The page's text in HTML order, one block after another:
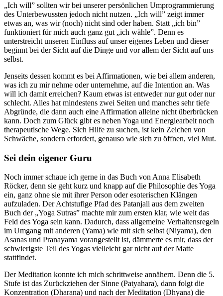
„Ich will” sollten wir bei unserer persönlichen Umprogrammierung
des Unterbewussten jedoch nicht nutzen. „Ich will” zeigt immer
etwas an, was wir (noch) nicht sind oder haben. Statt „ich bin”
funktioniert für mich auch ganz gut „ich wähle”. Denn es
unterstreicht unseren Einfluss auf unser eigenes Leben und dieser
beginnt bei der Sicht auf die Dinge und vor allem der Sicht auf uns
selbst.
Jenseits dessen kommt es bei Affirmationen, wie bei allem anderen,
was ich zu mir nehme oder unternehme, auf die Intention an. Was
will ich damit erreichen? Kaum etwas ist entweder nur gut oder nur
schlecht. Alles hat mindestens zwei Seiten und manches sehr tiefe
Abgründe, die dann auch eine Affirmation alleine nicht überbrücken
kann. Doch zum Glück gibt es neben Yoga und Energiearbeit noch
therapeutische Wege. Sich Hilfe zu suchen, ist kein Zeichen von
Schwäche, sondern erfordert, genauso wie sich zu öffnen, viel Mut.
Sei dein eigener Guru
Noch immer schaue ich gerne in das Buch von Anna Elisabeth
Röcker, denn sie geht kurz und knapp auf die Philosophie des Yoga
ein, ganz ohne sie mit ihrer Person oder esoterischen Klängen
aufzuladen. Der Achtstufige Pfad des Patanjali aus dem zweiten
Buch der „Yoga Sutras” machte mir zum ersten klar, wie weit das
Feld des Yoga sein kann. Dadurch, dass allgemeine Verhaltensregeln
im Umgang mit anderen (Yama) wie mit sich selbst (Niyama), den
Asanas und Pranayama vorangestellt ist, dämmerte es mir, dass der
schwierigste Teil des Yogas vielleicht gar nicht auf der Matte
stattfindet.
Der Meditation konnte ich mich schrittweise annähern. Denn die 5.
Stufe ist das Zurückziehen der Sinne (Patyahara), dann folgt die
Konzentration (Dharana) und nach der Meditation (Dhyana) die